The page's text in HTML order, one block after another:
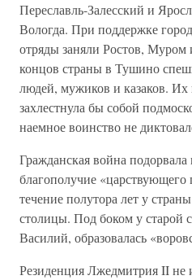
Переславль-Залесский и
Вологда. При поддержке
отряды заняли Ростов,
концов страны в Тушино
людей, мужиков и казаков. Их
захлестнула бы собой
наемное воинство не
Гражданская война
благополучие
течение полутора лет у
столицы. Под боком у старой
Василий, образовалась
Резиденция Лжедмитрия II не